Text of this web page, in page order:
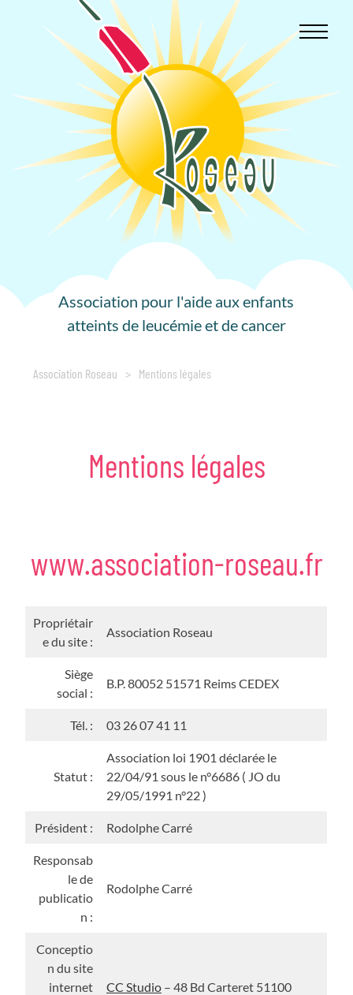
Association pour l'aide aux enfants
atteints de leucémie et de cancer
Association Roseau > Mentions légales
Mentions légales
www.association-roseau.fr
Propriétair
e du site :
Association Roseau
Siège
social :
B.P. 80052 51571 Reims CEDEX
Tél. : 03 26 07 41 11
Statut :
Association loi 1901 déclarée le
22/04/91 sous le n°6686 ( JO du
29/05/1991 n°22 )
Président : Rodolphe Carré
Responsab
le de
publicatio
n :
Rodolphe Carré
Conceptio
n du site
internet
CC Studio – 48 Bd Carteret 51100